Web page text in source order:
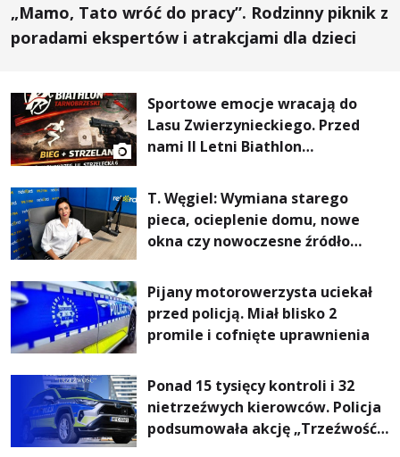
„Mamo, Tato wróć do pracy”. Rodzinny piknik z
poradami ekspertów i atrakcjami dla dzieci
Sportowe emocje wracają do
Lasu Zwierzynieckiego. Przed
nami II Letni Biathlon
T. Węgiel: Wymiana starego
pieca, ocieplenie domu, nowe
okna czy nowoczesne źródło
rachunki za energię, lepszy
komfort życia i... czystsze
powietrze
Pijany motorowerzysta uciekał
przed policją. Miał blisko 2
promile i cofnięte uprawnienia
Ponad 15 tysięcy kontroli i 32
nietrzeźwych kierowców. Policja
podsumowała akcję „Trzeźwość”